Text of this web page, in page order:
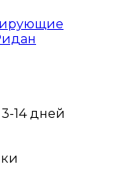
14 дней